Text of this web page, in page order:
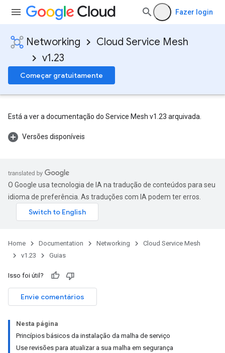
Fazer login
Networking
Cloud Service Mesh
v1.23
Começar gratuitamente
Está a ver a documentação do Service Mesh v1.23 arquivada.
Versões disponíveis
O Google usa tecnologia de IA na tradução de conteúdos para seu
idioma de preferência. As traduções com IA podem ter erros.
Home Documentation Networking
Cloud Service Mesh
v1.23
Guias
Isso foi útil?
Envie comentários
Nesta página
Princípios básicos da instalação da malha de serviço
Use revisões para atualizar a sua malha em segurança